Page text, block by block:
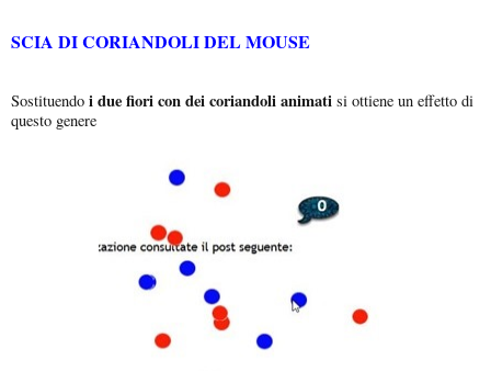
SCIA DI CORIANDOLI DEL MOUSE
Sostituendo i due fiori con dei coriandoli animati si ottiene un effetto di
questo genere